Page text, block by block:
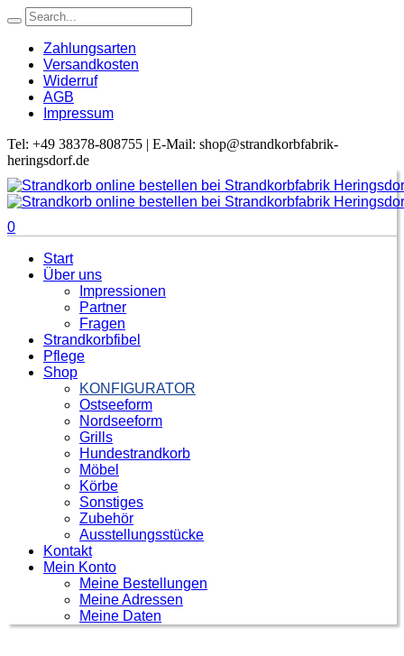
Zahlungsarten
Versandkosten
Widerruf
AGB
Impressum
Tel: +49 38378-808755 | E-Mail: shop@strandkorbfabrik-
heringsdorf.de
0
Start
Über uns
Impressionen
Partner
Fragen
Strandkorbfibel
Pflege
Shop
KONFIGURATOR
Ostseeform
Nordseeform
Grills
Hundestrandkorb
Möbel
Körbe
Sonstiges
Zubehör
Ausstellungsstücke
Kontakt
Mein Konto
Meine Bestellungen
Meine Adressen
Meine Daten